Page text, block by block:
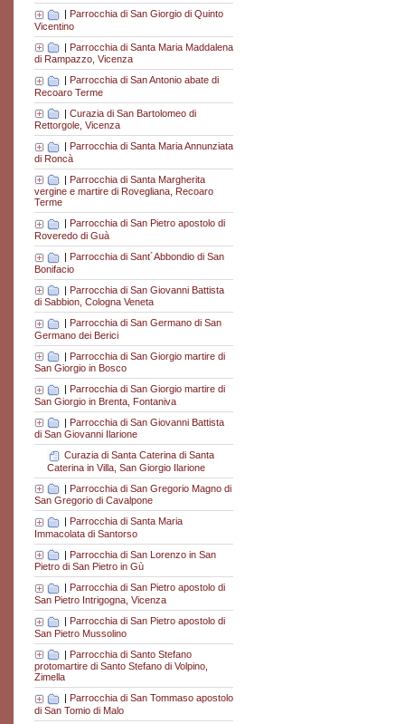
| Parrocchia di San Giorgio di Quinto
Vicentino
| Parrocchia di Santa Maria Maddalena
di Rampazzo, Vicenza
Parrocchia di San Antonio abate di
Recoaro Terme
| Curazia di San Bartolomeo di
Rettorgole, Vicenza
Parrocchia di Santa Maria Annunziata
di Roncà
| Parrocchia di Santa Margherita
vergine e martire di Rovegliana, Recoaro
Terme
Parrocchia di San Pietro apostolo di
Roveredo di Guà
| Parrocchia di Sant´Abbondio di San
Bonifacio
| Parrocchia di San Giovanni Battista
di Sabbion, Cologna Veneta
| Parrocchia di San Germano di San
Germano dei Berici
| Parrocchia di San Giorgio martire di
San Giorgio in Bosco
| Parrocchia di San Giorgio martire di
San Giorgio in Brenta, Fontaniva
| Parrocchia di San Giovanni Battista
di San Giovanni Ilarione
Curazia di Santa Caterina di Santa
Caterina in Villa, San Giorgio Ilarione
| Parrocchia di San Gregorio Magno di
San Gregorio di Cavalpone
Parrocchia di Santa Maria
Immacolata di Santorso
| Parrocchia di San Lorenzo in San
Pietro di San Pietro in Gù
Parrocchia di San Pietro apostolo di
San Pietro Intrigogna, Vicenza
| Parrocchia di San Pietro apostolo di
San Pietro Mussolino
| Parrocchia di Santo Stefano
protomartire di Santo Stefano di Volpino,
Zimella
| Parrocchia di San Tommaso apostolo
di San Tomio di Malo